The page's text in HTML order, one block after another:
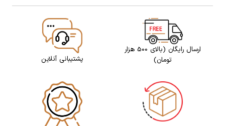
ارسال رایگان (بالای 500 هزار
تومان)
پشتیبانی آنلاین